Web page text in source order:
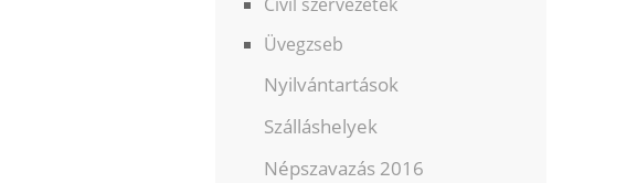
Civil szervezetek
Üvegzseb
Nyilvántartások
Szálláshelyek
Népszavazás 2016